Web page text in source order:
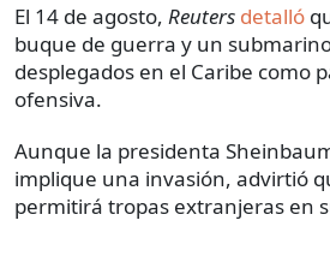
El 14 de agosto, Reuters detalló
buque de guerra y un
desplegados en el Caribe como
ofensiva.
Aunque la presidenta
implique una invasión, advirtió
permitirá tropas extranjeras en